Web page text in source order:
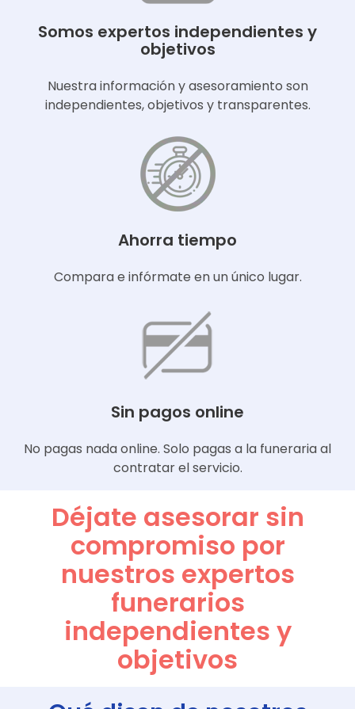
Somos expertos independientes y
objetivos
Nuestra información y asesoramiento son
independientes, objetivos y transparentes.
Ahorra tiempo
Compara e infórmate en un único lugar.
Sin pagos online
No pagas nada online. Solo pagas a la funeraria al
contratar el servicio.
Déjate asesorar sin
compromiso por
nuestros expertos
funerarios
independientes y
objetivos